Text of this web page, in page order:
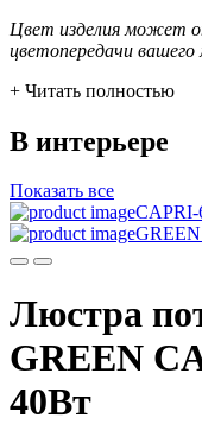
Цвет изделия может
цветопередачи
+ Читать полностью
В интерьере
Показать все
CAPRI-
Люстра
GREEN
40Вт